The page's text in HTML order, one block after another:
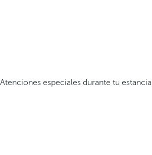
Atenciones especiales durante tu estancia